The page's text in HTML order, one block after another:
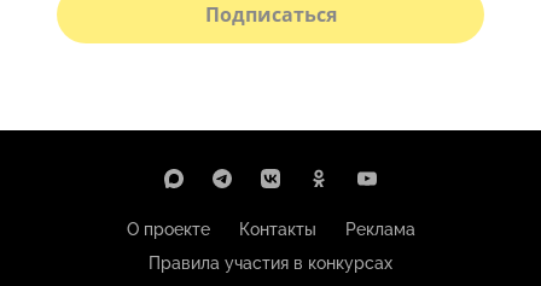
Подписаться
О проекте Контакты
Реклама
Правила участия в конкурсах